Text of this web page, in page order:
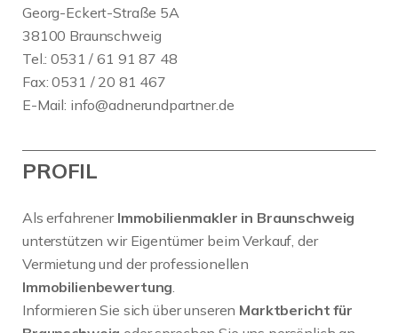
Georg-Eckert-Straße 5A
38100 Braunschweig
Tel.: 0531 / 61 91 87 48
Fax: 0531 / 20 81 467
E-Mail: info@adnerundpartner.de
PROFIL
Als erfahrener Immobilienmakler in Braunschweig
unterstützen wir Eigentümer beim Verkauf, der
Vermietung und der professionellen
Immobilienbewertung.
Informieren Sie sich über unseren Marktbericht für